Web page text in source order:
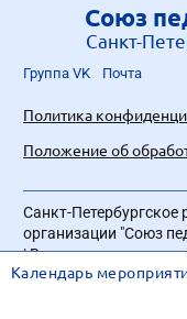
Союз
Санкт-
Группа VK Почта
Политика
Положение об
Санкт-Петербургское
организации "Союз
| Все права
Календарь